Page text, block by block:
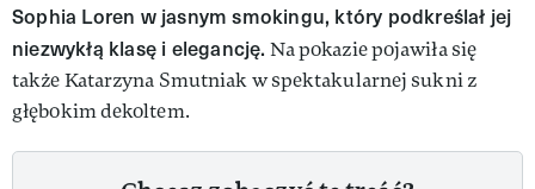
Sophia Loren w jasnym smokingu, który podkreślał jej
niezwykłą klasę i elegancję. Na pokazie pojawiła się
także Katarzyna Smutniak w spektakularnej sukni z
głębokim dekoltem.